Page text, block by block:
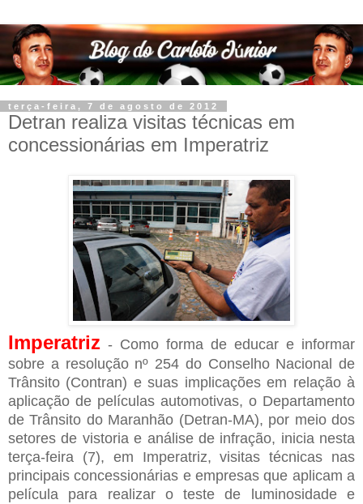
terça-feira, 7 de agosto de 2012
Detran realiza visitas técnicas em
concessionárias em Imperatriz
Imperatriz - Como forma de educar e informar
sobre a resolução nº 254 do Conselho Nacional de
Trânsito (Contran) e suas implicações em relação à
aplicação de películas automotivas, o Departamento
de Trânsito do Maranhão (Detran-MA), por meio dos
setores de vistoria e análise de infração, inicia nesta
terça-feira (7), em Imperatriz, visitas técnicas nas
principais concessionárias e empresas que aplicam a
película para realizar o teste de luminosidade e